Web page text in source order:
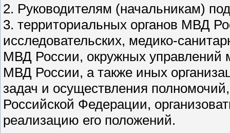
2. Руководителям (начальникам)
3. территориальных органов МВД
исследовательских, медико-
МВД России, окружных управлений
МВД России, а также иных
задач и осуществления
Российской Федерации,
реализацию его положений.